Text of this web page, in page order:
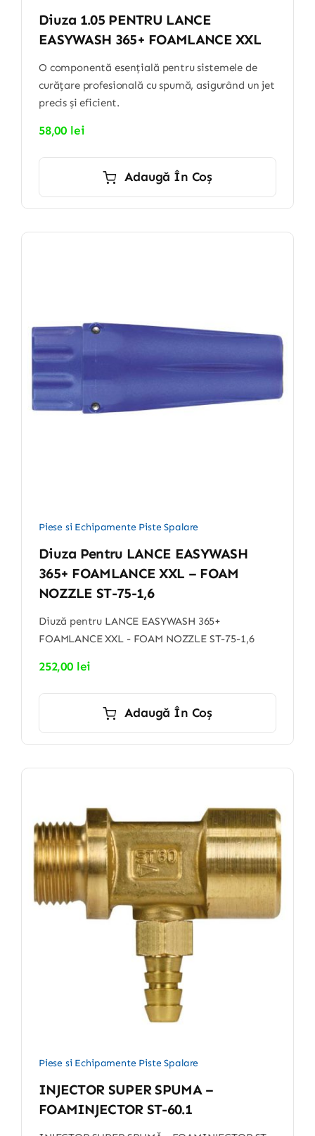
Diuza 1.05 PENTRU LANCE
EASYWASH 365+ FOAMLANCE XXL
O componentă esențială pentru sistemele de
curățare profesională cu spumă, asigurând un jet
precis și eficient.
58,00 lei
Adaugă În Coș
Piese si Echipamente Piste Spalare
Diuza Pentru LANCE EASYWASH
365+ FOAMLANCE XXL – FOAM
NOZZLE ST-75-1,6
Diuză pentru LANCE EASYWASH 365+
FOAMLANCE XXL - FOAM NOZZLE ST-75-1,6
252,00 lei
Adaugă În Coș
Piese si Echipamente Piste Spalare
INJECTOR SUPER SPUMA –
FOAMINJECTOR ST-60.1